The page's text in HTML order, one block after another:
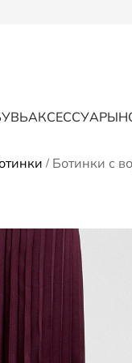
АКСЕССУАРЫ
/ Ботинки с